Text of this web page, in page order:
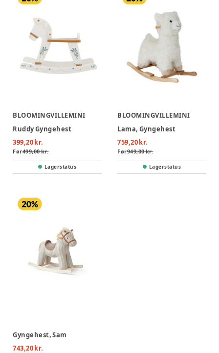
BLOOMINGVILLEMINI
Ruddy Gyngehest
399,20 kr.
Før499,00 kr.
Lagerstatus
BLOOMINGVILLEMINI
Lama, Gyngehest
759,20 kr.
Før949,00 kr.
Lagerstatus
Gyngehest, Sam
743,20 kr.